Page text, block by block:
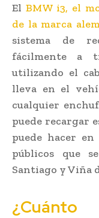
El BMW i3, el
de la marca
sistema de
fácilmente a
utilizando el
lleva en el
cualquier
puede recargar
puede hacer
públicos que
Santiago y Viña